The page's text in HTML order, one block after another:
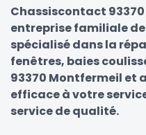
Chassiscontact
entreprise familiale
spécialisé dans la
fenêtres, baies
93370 Montfermeil et
efficace à votre
service de qualité.